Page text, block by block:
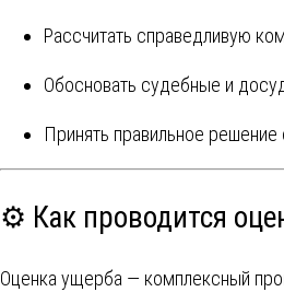
Рассчитать справедливую
Обосновать судебные и
Принять правильное
⚙️ Как проводится
Оценка ущерба — комплексный